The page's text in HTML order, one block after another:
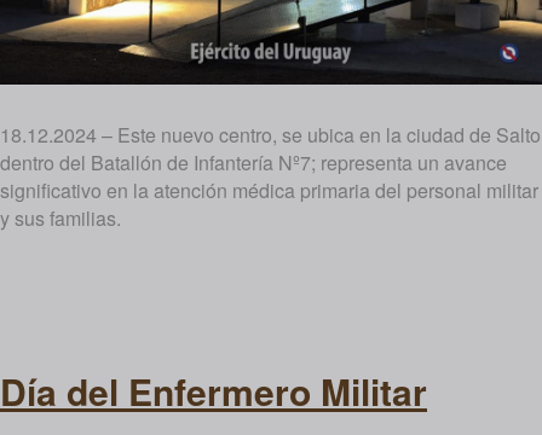
18.12.2024 – Este nuevo centro, se ubica en la ciudad de Salto
dentro del Batallón de Infantería Nº7; representa un avance
significativo en la atención médica primaria del personal militar
y sus familias.
Día del Enfermero Militar